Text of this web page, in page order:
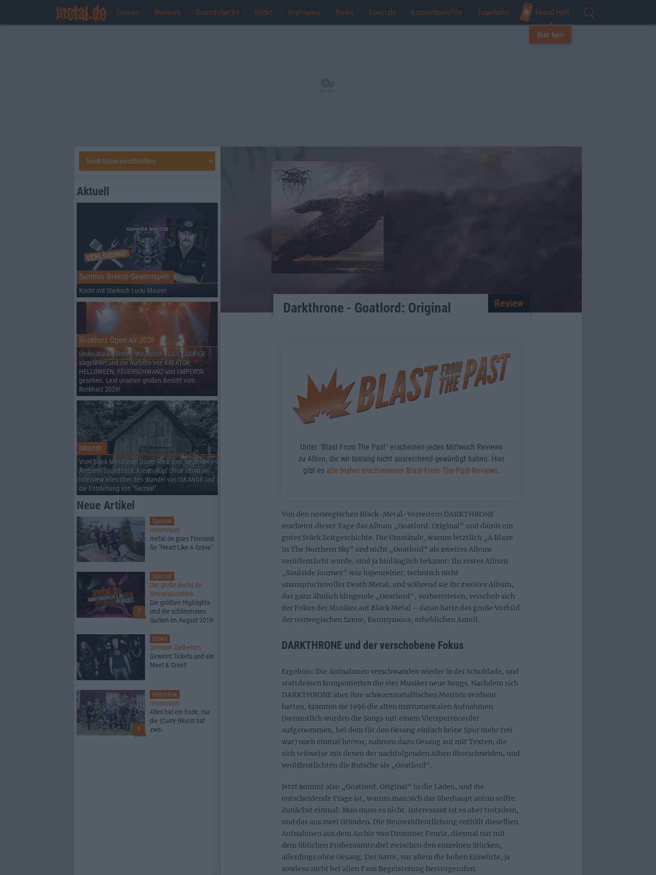
Genres Reviews Soundchecks Bilder Interviews News Specials Konzertberichte Tourdaten Metal Hell
Bier her!
Darkthrone - Goatlord: Original Review
Unter "Blast From The Past" erscheinen jeden Mittwoch Reviews
zu Alben, die wir bislang nicht ausreichend gewürdigt haben. Hier
gibt es alle bisher erschienenen Blast-From-The-Past-Reviews.
Von den norwegischen Black-Metal-Vorreitern DARKTHRONE
erscheint dieser Tage das Album „Goatlord: Original“ und damit ein
gutes Stück Zeitgeschichte. Die Umstände, warum letztlich „A Blaze
In The Northern Sky“ und nicht „Goatlord“ als zweites Album
veröffentlicht wurde, sind ja hinlänglich bekannt: Ihr erstes Album
„Soulside Journey“ war lupenreiner, technisch nicht
unanspruchsvoller Death Metal, und während sie ihr zweites Album,
das ganz ähnlich klingende „Goatlord“, vorbereiteten, verschob sich
der Fokus der Musiker auf Black Metal – daran hatte das große Vorbild
der norwegischen Szene, Euronymous, erheblichen Anteil.
DARKTHRONE und der verschobene Fokus
Ergebnis: Die Aufnahmen verschwanden wieder in der Schublade, und
stattdessen komponierten die vier Musiker neue Songs. Nachdem sich
DARKTHRONE aber ihre schwarzmetallischen Meriten verdient
hatten, kramten sie 1996 die alten instrumentalen Aufnahmen
(vermutlich wurden die Songs mit einem Vierspurrecorder
aufgenommen, bei dem für den Gesang einfach keine Spur mehr frei
war) noch einmal hervor, nahmen dazu Gesang auf mit Texten, die
sich teilweise mit denen der nachfolgenden Alben überschneiden, und
veröffentlichten die Rutsche als „Goatlord“.
Jetzt kommt also „Goatlord: Original“ in die Läden, und die
entscheidende Frage ist, warum man sich das überhaupt antun sollte.
Zunächst einmal: Man muss es nicht. Interessant ist es aber trotzdem,
und das aus zwei Gründen. Die Neuveröffentlichung enthält dieselben
Aufnahmen aus dem Archiv von Drummer Fenriz, diesmal nur mit
dem üblichen Proberaumtrubel zwischen den einzelnen Stücken,
allerdings ohne Gesang. Der hatte, vor allem die hohen Einwürfe, ja
sowieso nicht bei allen Fans Begeisterung hervorgerufen.
Aktuell
Summer Breeze Gewinnspiel
Kocht mit Starkoch Lucki Maurer
Rockharz Open Air 2026
Under the Guillotine: Wir haben ALICE COOPER
abgefeiert und die Auftritte von KREATOR,
HELLOWEEN, FEUERSCHWANZ und EMPEROR
gesehen. Lest unseren großen Bericht vom
Rockharz 2026!
Iskandr
Vom Black Metal zum Doom Rock zum Neofolk-
Ambient-Soundtrack: Kreativkopf Omar verrät im
Interview alles über den Wandel von ISKANDR und
die Entstehung von "Sacraal".
Neue Artikel
Special
Insomnium
metal.de goes Finnland
für "Heart Like A Grave"
7
Special
Der große metal.de-
Monatsrückblick
Die größten Highlights
und die schlimmsten
Gurken im August 2019
News
Omnium Gatherum
Gewinnt Tickets und ein
Meet & Greet!
1
Interview
Insomnium
Alles hat ein Ende, nur
die (Curry-)Wurst hat
zwei